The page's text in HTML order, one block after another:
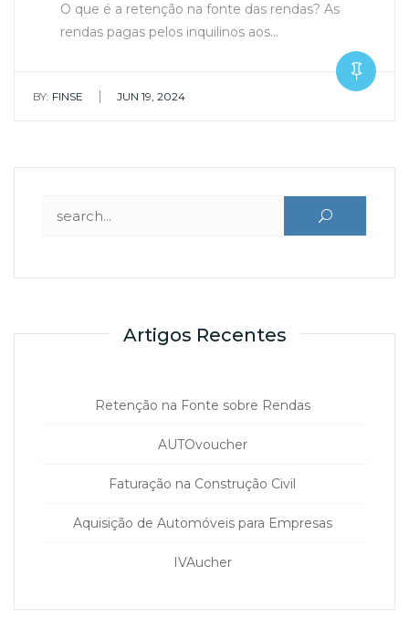
O que é a retenção na fonte das rendas? As
rendas pagas pelos inquilinos aos…
BY: FINSE | JUN 19, 2024
Artigos Recentes
Retenção na Fonte sobre Rendas
AUTOvoucher
Faturação na Construção Civil
Aquisição de Automóveis para Empresas
IVAucher